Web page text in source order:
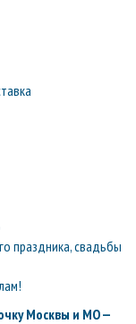
праздника, свадьбы
Москвы и МО —